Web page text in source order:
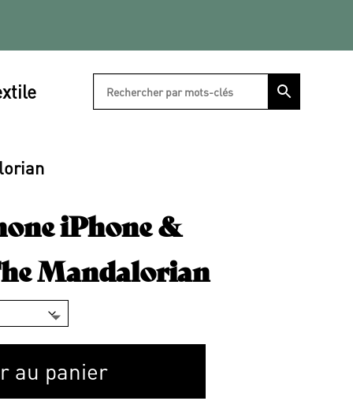
iPhone &
Mandalorian
au panier